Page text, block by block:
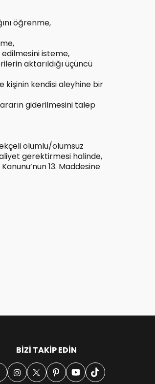
öğrenme,
isteme,
aktarıldığı üçüncü
kişinin kendisi aleyhine bir
giderilmesini talep
olumlu/olumsuz
gerektirmesi halinde,
13. Maddesine
BIZI TAKIP EDIN